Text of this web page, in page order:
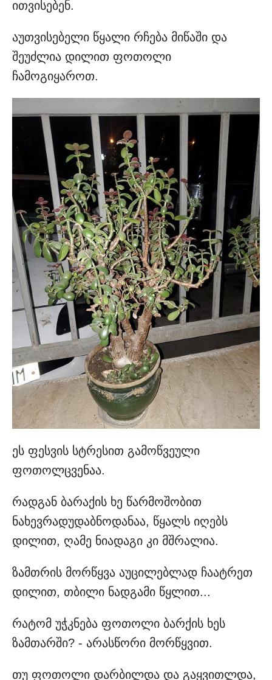
ითვისებენ.
აუთვისებელი წყალი რჩება მიწაში და
შეუძლია დილით ფოთოლი
ჩამოგიყაროთ.
ეს ფესვის სტრესით გამოწვეული
ფოთოლცვენაა.
რადგან ბარაქის ხე წარმოშობით
ნახევრადუდაბნოდანაა, წყალს იღებს
დილით, ღამე ნიადაგი კი მშრალია.
ზამთრის მორწყვა აუცილებლად ჩაატრეთ
დილით, თბილი ნადგამი წყლით...
რატომ უჭკნება ფოთოლი ბარქის ხეს
ზამთარში? - არასწორი მორწყვით.
თუ ფოთოლი დარბილდა და გაყვითლდა,